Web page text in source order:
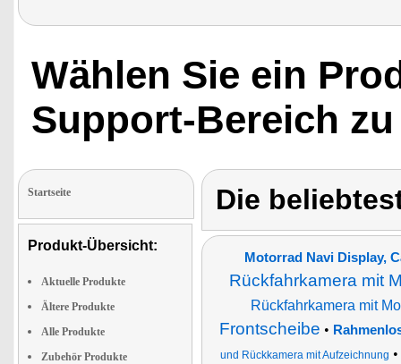
Wählen Sie ein
Support-Bereich
Startseite
Produkt-Übersicht:
Aktuelle Produkte
Ältere Produkte
Alle Produkte
Zubehör Produkte
Die
Motorrad Navi Display,
Rückfahrkamera mit
Rückfahrkamera mit
Frontscheibe •
und Rückkamera mit Aufzeichnung •